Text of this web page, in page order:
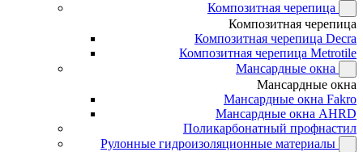
Композитная черепица
Композитная черепица
Композитная черепица Decra
Композитная черепица Metrotile
Мансардные окна
Мансардные окна
Мансардные окна Fakro
Мансардные окна AHRD
Поликарбонатный профнастил
Рулонные гидроизоляционные материалы